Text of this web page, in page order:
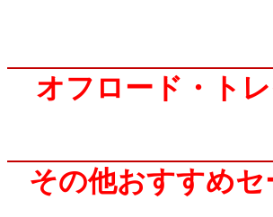
オフロード・ト
その他おすすめセ